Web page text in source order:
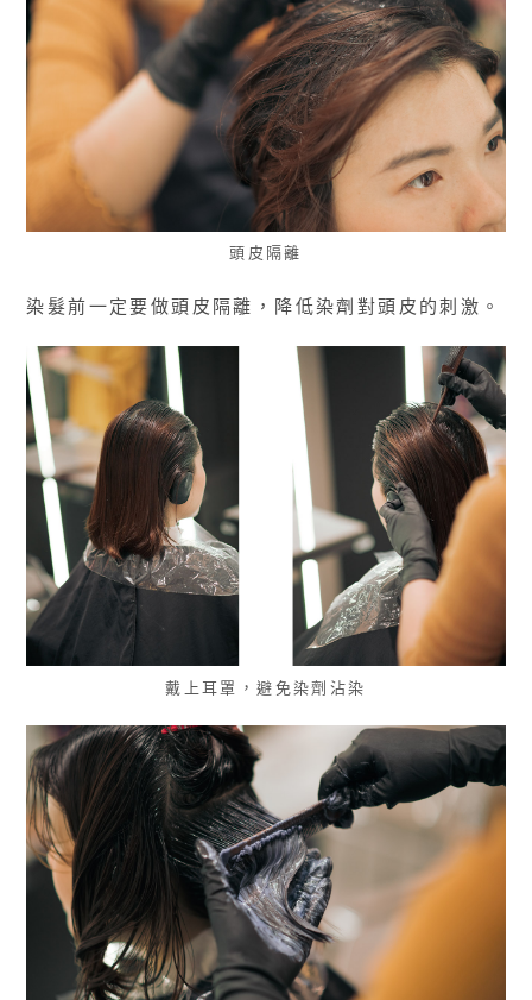
頭皮隔離
染髮前一定要做頭皮隔離，降低染劑對頭皮的刺激。
戴上耳罩，避免染劑沾染